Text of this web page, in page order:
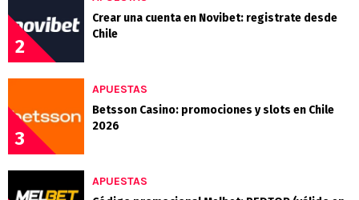
2
Crear una cuenta en Novibet: registrate desde
Chile
3
APUESTAS
Betsson Casino: promociones y slots en Chile
2026
APUESTAS